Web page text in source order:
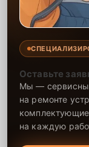
Оставьте
Мы —
на ремонте
на каждую